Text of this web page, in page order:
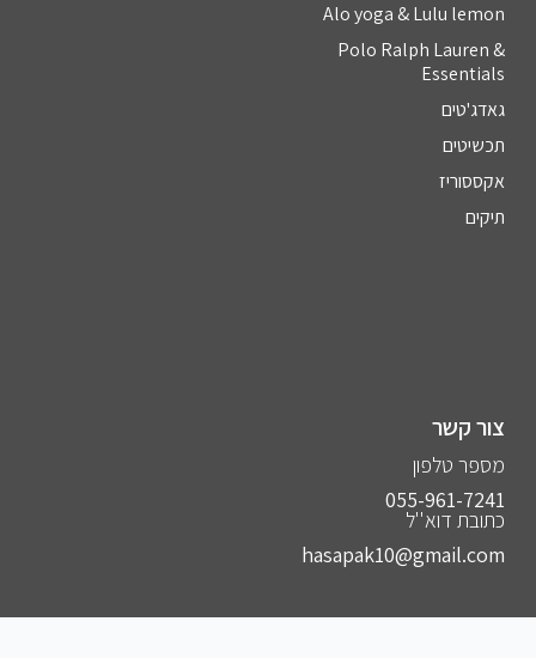
Alo yoga & Lulu lemon
Polo Ralph Lauren &
Essentials
גאדג'טים
תכשיטים
אקססוריז
תיקים
צור קשר
מספר טלפון
055-961-7241⁩
כתובת דוא''ל
hasapak10@gmail.com